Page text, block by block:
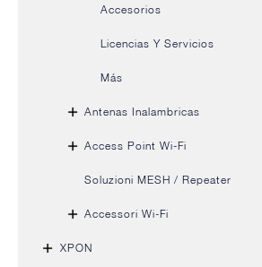
Accesorios
Licencias Y Servicios
Más
Antenas Inalambricas
Access Point Wi-Fi
Soluzioni MESH / Repeater
Accessori Wi-Fi
XPON